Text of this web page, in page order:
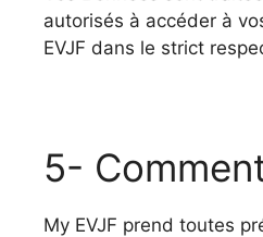
autorisés à accéder à
EVJF dans le strict
5-
My EVJF prend toutes